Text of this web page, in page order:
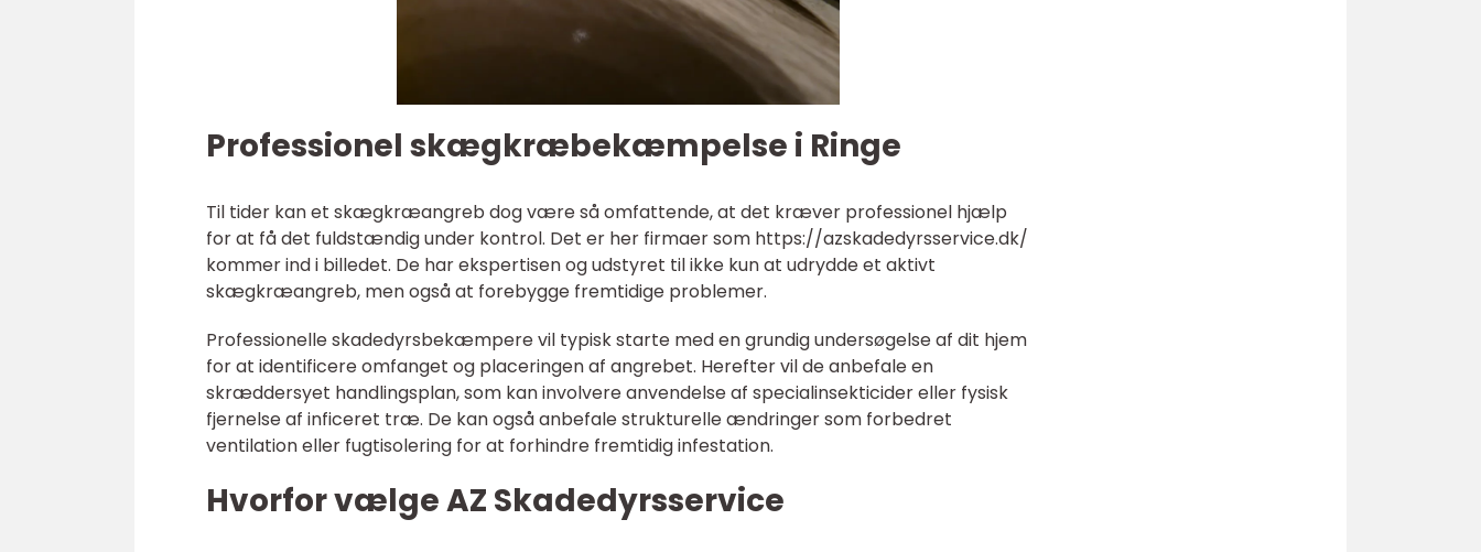
Professionel skægkræbekæmpelse i Ringe
Til tider kan et skægkræangreb dog være så omfattende, at det kræver professionel hjælp
for at få det fuldstændig under kontrol. Det er her firmaer som https://azskadedyrsservice.dk/
kommer ind i billedet. De har ekspertisen og udstyret til ikke kun at udrydde et aktivt
skægkræangreb, men også at forebygge fremtidige problemer.
Professionelle skadedyrsbekæmpere vil typisk starte med en grundig undersøgelse af dit hjem
for at identificere omfanget og placeringen af angrebet. Herefter vil de anbefale en
skræddersyet handlingsplan, som kan involvere anvendelse af specialinsekticider eller fysisk
fjernelse af inficeret træ. De kan også anbefale strukturelle ændringer som forbedret
ventilation eller fugtisolering for at forhindre fremtidig infestation.
Hvorfor vælge AZ Skadedyrsservice